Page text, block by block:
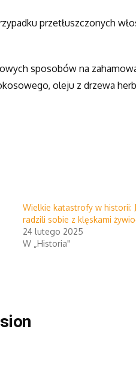
przetłuszczonych
sposobów na
oleju z drzewa
Wielkie katastrofy w historii:
radzili sobie z klęskami
24 lutego 2025
W „Historia"